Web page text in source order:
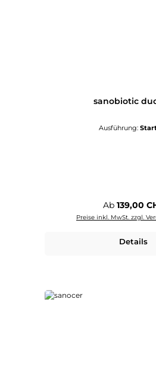
sanobiotic
Ausführung:
Regulärer
Ab 139,00
Preise inkl. MwSt. zzgl.
Details